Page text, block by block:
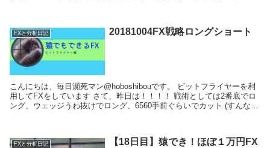
FXと分析日記 20181004FX戦略ロングショート
こんにちは、毎日瀕死マン@hoboshibouです。 ビットフライヤーを利
用してFXをしています さて、昨日は！！！！ 戦術としては2番底でロ
ング、ウェッジうわ抜けでロング、6560手前ぐらいでカット (すんなり
FXと分析日記 【18日目】猿でき！ほぼ１万円FX